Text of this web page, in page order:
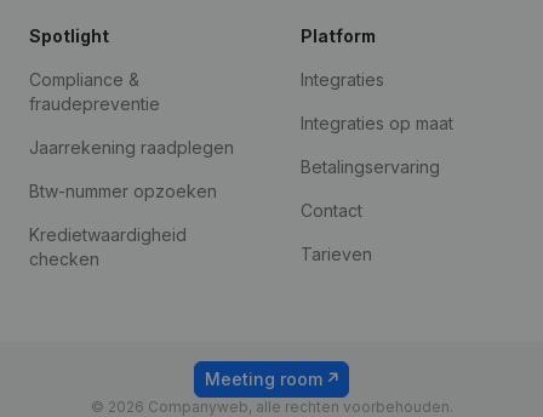
Spotlight
Compliance &
fraudepreventie
Jaarrekening raadplegen
Btw-nummer opzoeken
Kredietwaardigheid
checken
Platform
Integraties
Integraties op maat
Betalingservaring
Contact
Tarieven
© 2026 Companyweb, alle rechten voorbehouden.
Meeting room